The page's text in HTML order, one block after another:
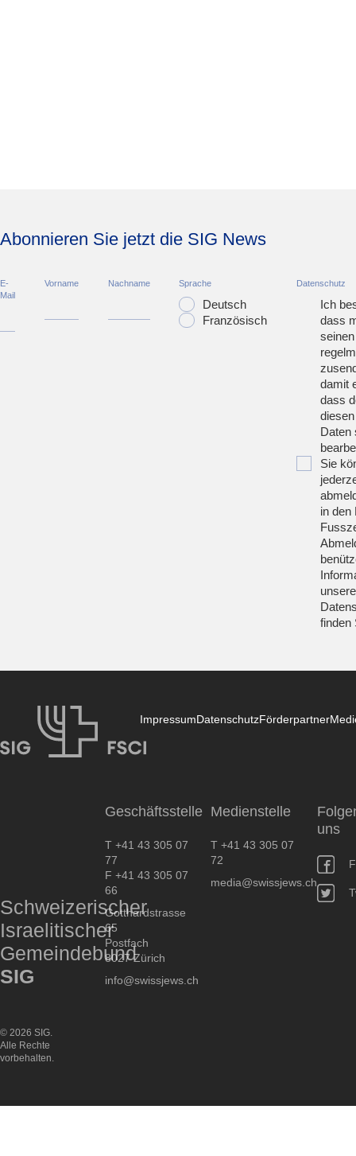
Abonnieren Sie jetzt die SIG News
E-
Mail
Vorname Nachname Sprache
Deutsch
Französisch
Datenschutz
Ich
dass
damit
dass
Daten
Sie
in den
finden
ImpressumDatenschutzFörderpartner
Schweizerischer
Israelitischer
Gemeindebund
SIG
Geschäftsstelle
T +41 43 305 07
77
F +41 43 305 07
66
Gotthardstrasse
65
Postfach
8027 Zürich
info@swissjews.ch
Medienstelle
T +41 43 305 07
72
media@swissjews.ch
uns
© 2026 SIG.
Alle Rechte
vorbehalten.